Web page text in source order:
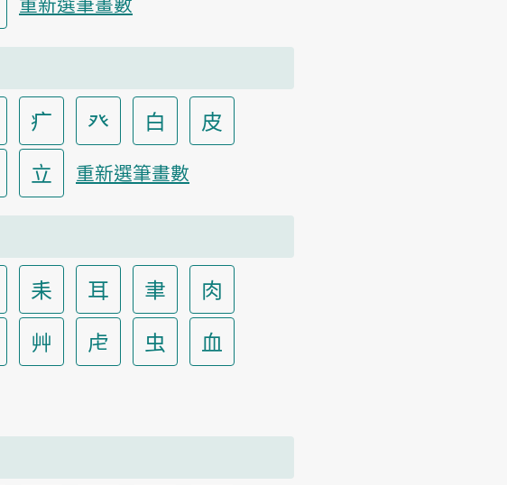
疒 癶 白
皮
立 重新選筆畫數
耒 耳 聿
肉
艸 虍 虫
血